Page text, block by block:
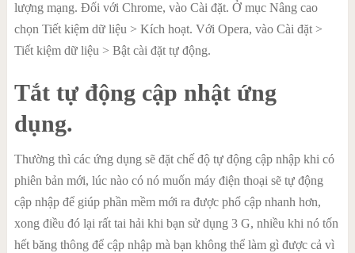
lượng mạng. Đối với Chrome, vào Cài đặt. Ở mục Nâng cao
chọn Tiết kiệm dữ liệu > Kích hoạt. Với Opera, vào Cài đặt >
Tiết kiệm dữ liệu > Bật cài đặt tự động.
Tắt tự động cập nhật ứng
dụng.
Thường thì các ứng dụng sẽ đặt chế độ tự động cập nhập khi có
phiên bản mới, lúc nào có nó muốn máy điện thoại sẽ tự động
cập nhập để giúp phần mềm mới ra được phổ cập nhanh hơn,
xong điều đó lại rất tai hải khi bạn sử dụng 3 G, nhiều khi nó tốn
hết băng thông để cập nhập mà bạn không thể làm gì được cả vì